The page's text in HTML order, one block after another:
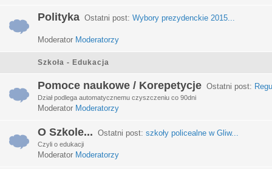
Polityka Ostatni post: Wybory prezydenckie 2015...
Moderator Moderatorzy
Szkoła - Edukacja
Pomoce naukowe / Korepetycje Ostatni post:
Dział podlega automatycznemu czyszczeniu co 90dni
Moderator Moderatorzy
O Szkole... Ostatni post: szkoły policealne w Gliw...
Czyli o edukacji
Moderator Moderatorzy